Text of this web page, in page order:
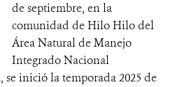
de septiembre, en la
comunidad de Hilo Hilo del
Área Natural de Manejo
Integrado Nacional
inició la temporada 2025 de